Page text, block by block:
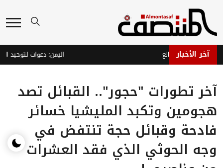
آخر الأخبار
جبهة الضالع
آخر تطورات "حجور".. القبائل تصد
هجومين وتكبد المليشيا خسائر
فادحة وقبائل حجة تنتفض في
وجه الحوثي الذي فقد العشرات